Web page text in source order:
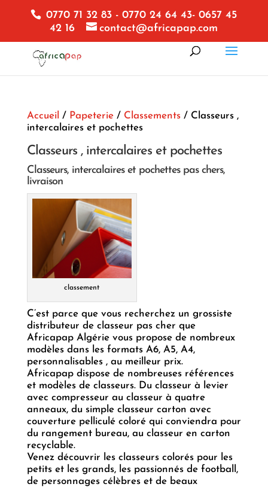
0770 71 32 83 - 0770 24 64 43- 0657 45
42 16
contact@africapap.com
Accueil / Papeterie/ Classements/ Classeurs ,
intercalaires et pochettes
Classeurs , intercalaires et pochettes
Classeurs, intercalaires et pochettes pas chers,
livraison
classement
C’est parce que vous recherchez un grossiste
distributeur de classeur pas cher que
Africapap Algérie vous propose de nombreux
modèles dans les formats A6, A5, A4,
personnalisables , au meilleur prix.
Africapap dispose de nombreuses références
et modèles de classeurs. Du classeur à levier
avec compresseur au classeur à quatre
anneaux, du simple classeur carton avec
couverture pelliculé coloré qui conviendra pour
du rangement bureau, au classeur en carton
recyclable.
Venez découvrir les classeurs colorés pour les
petits et les grands, les passionnés de football,
de personnages célèbres et de beaux